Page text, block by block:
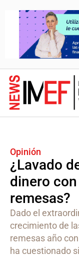
Opinión
¿Lavado
dinero con
remesas?
Dado el
crecimiento de
remesas año
ha cuestionado